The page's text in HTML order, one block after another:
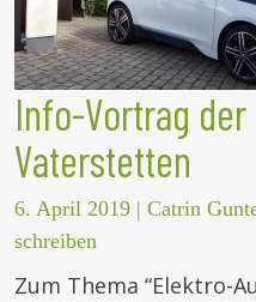
Info-Vortrag
Vaterstetten
6. April 2019 | Catrin
schreiben
Zum Thema “Elektro-